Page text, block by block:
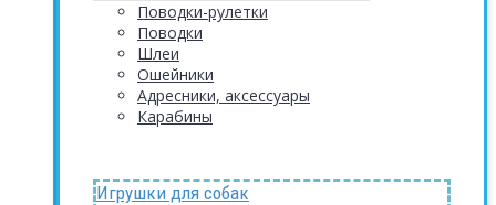
Поводки-рулетки
Поводки
Шлеи
Ошейники
Адресники, аксессуары
Карабины
Игрушки для собак